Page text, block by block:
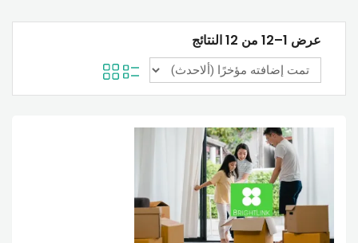
عرض 1–12 من 12 النتائج